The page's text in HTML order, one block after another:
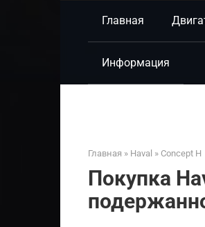
Главная
Информация
Главная » Haval » Concept H
Покупка